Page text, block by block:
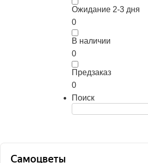
Ожидание 2-3 дня
0
В наличии
0
Предзаказ
0
Поиск